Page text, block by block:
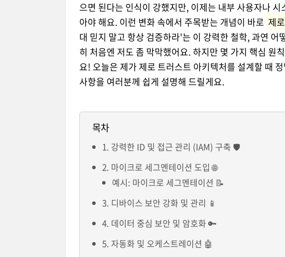
으면 된다는 인식이 강했지만, 이제는 내부 사용자나
아야 해요. 이런 변화 속에서 주목받는 개념이 바로 제
대 믿지 말고 항상 검증하라'는 이 강력한 철학, 과연 어
히 처음엔 저도 좀 막막했어요. 하지만 몇 가지 핵심 원
요! 오늘은 제가 제로 트러스트 아키텍처를 설계할 때
사항을 여러분께 쉽게 설명해 드릴게요.
목차
1. 강력한 ID 및 접근 관리 (IAM) 구축 🛡️
2. 마이크로 세그멘테이션 도입 🌐
예시: 마이크로 세그멘테이션 📝
3. 디바이스 보안 강화 및 관리 📱
4. 데이터 중심 보안 및 암호화 🔑
5. 자동화 및 오케스트레이션 🤖